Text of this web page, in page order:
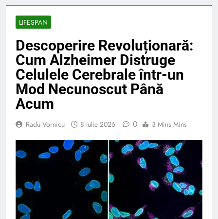
LIFESPAN
Descoperire Revoluționară:
Cum Alzheimer Distruge
Celulele Cerebrale într-un
Mod Necunoscut Până
Acum
Radu Vornicu 8 Iulie 2026 0 3 Mins Mins